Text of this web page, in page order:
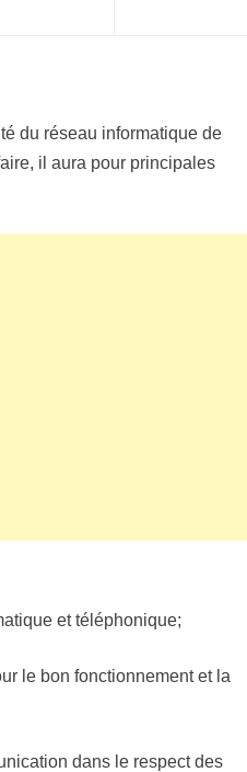
du réseau informatique de
il aura pour principales
et téléphonique;
le bon fonctionnement et la
dans le respect des